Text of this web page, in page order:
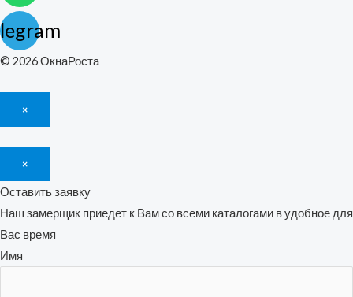
© 2026 ОкнаРоста
×
×
Оставить заявку
Наш замерщик приедет к Вам со всеми каталогами в удобное для
Вас время
Имя